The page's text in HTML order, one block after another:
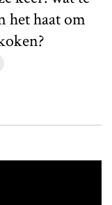
het haat om